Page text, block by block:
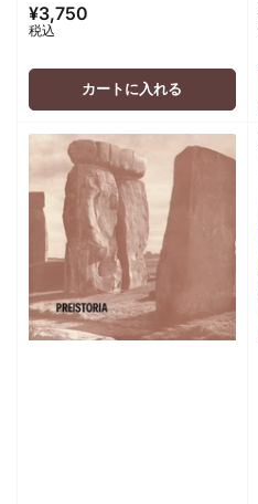
通
常
価
¥3,750
税込
カートに入れる